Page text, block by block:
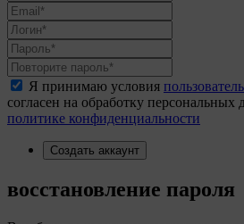
Я принимаю условия
согласен на обработку персональных
политике конфиденциальности
Создать аккаунт
восстановление пароля